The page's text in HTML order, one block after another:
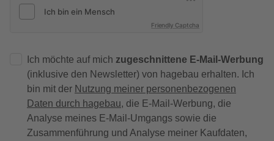
Friendly Captcha
Ich möchte auf mich zugeschnittene E-Mail-Werbung
(inklusive den Newsletter) von hagebau erhalten. Ich
bin mit der Nutzung meiner personenbezogenen
Daten durch hagebau, die E-Mail-Werbung, die
Analyse meines E-Mail-Umgangs sowie die
Zusammenführung und Analyse meiner Kaufdaten,